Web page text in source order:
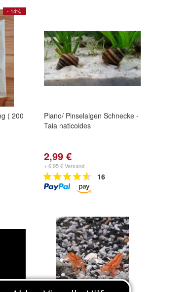
- 14%
( 200
Piano/ Pinselalgen Schnecke -
Taia naticoides
2,99 €
+ 6,95 € Versand
16